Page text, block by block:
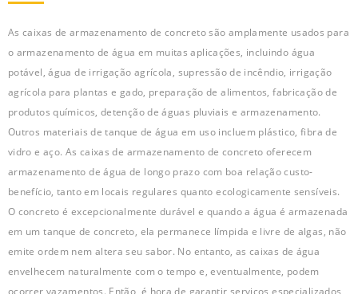
As caixas de armazenamento de concreto são amplamente usados para
o armazenamento de água em muitas aplicações, incluindo água
potável, água de irrigação agrícola, supressão de incêndio, irrigação
agrícola para plantas e gado, preparação de alimentos, fabricação de
produtos químicos, detenção de águas pluviais e armazenamento.
Outros materiais de tanque de água em uso incluem plástico, fibra de
vidro e aço. As caixas de armazenamento de concreto oferecem
armazenamento de água de longo prazo com boa relação custo-
benefício, tanto em locais regulares quanto ecologicamente sensíveis.
O concreto é excepcionalmente durável e quando a água é armazenada
em um tanque de concreto, ela permanece límpida e livre de algas, não
emite ordem nem altera seu sabor. No entanto, as caixas de água
envelhecem naturalmente com o tempo e, eventualmente, podem
ocorrer vazamentos. Então, é hora de garantir serviços especializados